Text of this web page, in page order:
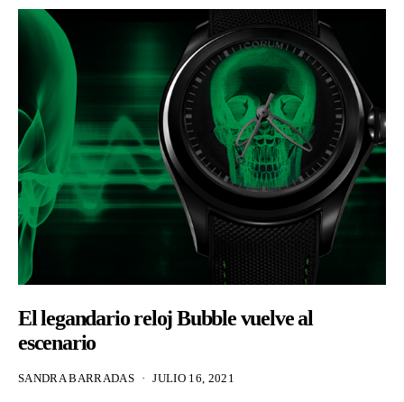
El legandario reloj Bubble vuelve al
escenario
SANDRA BARRADAS JULIO 16, 2021